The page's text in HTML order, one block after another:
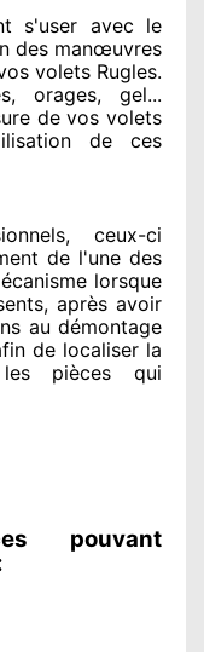
s'user avec le
des manœuvres
volets Rugles.
orages, gel...
de vos volets
de ces
, ceux-ci
de l'une des
lorsque
, après avoir
au démontage
delocaliser la
pièces qui
pouvant